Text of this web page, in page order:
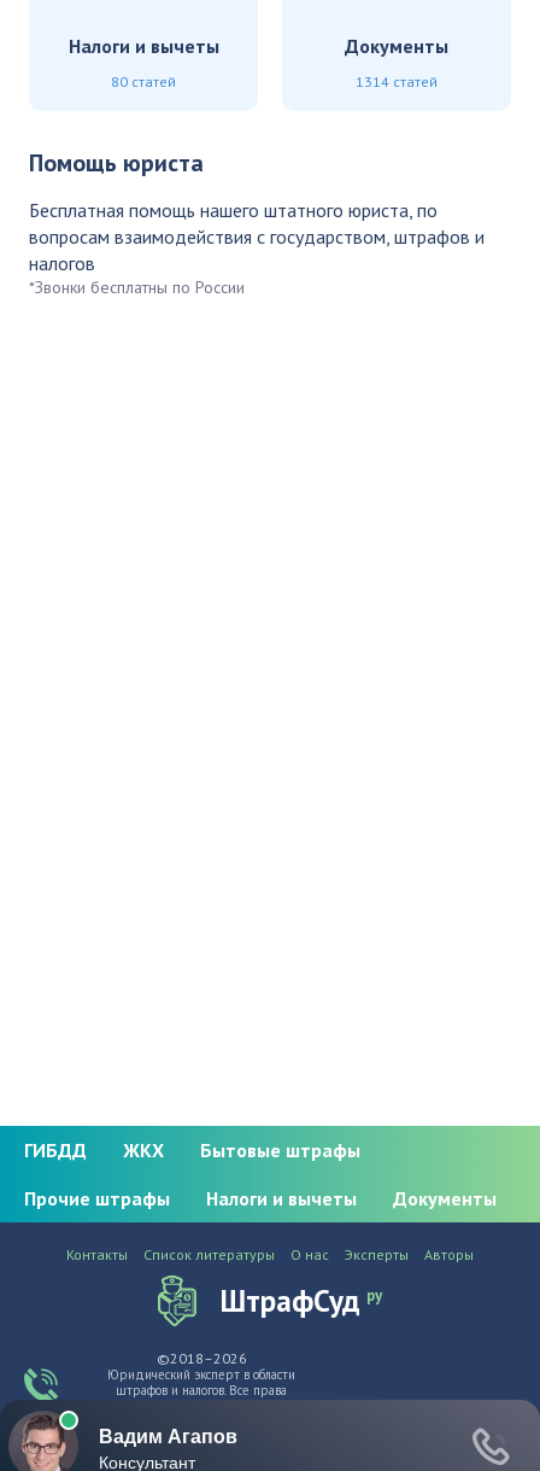
Налоги и вычеты
80 статей
Документы
1314 статей
Помощь юриста
Бесплатная помощь нашего штатного юриста, по
вопросам взаимодействия с государством, штрафов и
налогов
*Звонки бесплатны по России
ГИБДД ЖКХ
Бытовые штрафы
Прочие штрафы
Налоги и вычеты Документы
ШтрафСуд ру
Контакты Список литературы О нас Эксперты Авторы
©2018–2026
Юридический эксперт в области
штрафов и налогов. Все права